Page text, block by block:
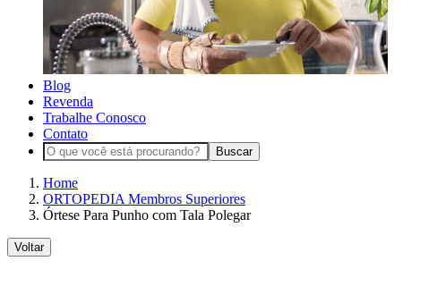
Blog
Revenda
Trabalhe Conosco
Contato
Buscar
Home
ORTOPEDIA Membros Superiores
Órtese Para Punho com Tala Polegar
Voltar